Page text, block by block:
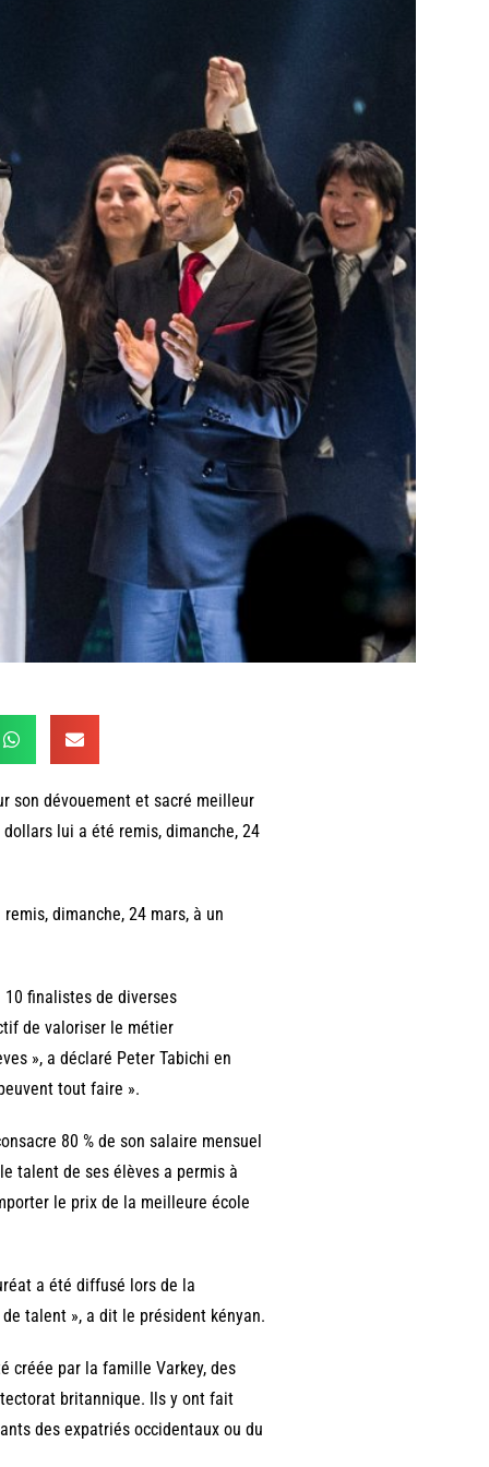
son dévouement et sacré meilleur
lui a été remis, dimanche, 24
dimanche, 24 mars, à un
finalistes de diverses
de valoriser le métier
», a déclaré Peter Tabichi en
tout faire ».
80 % de son salaire mensuel
talent de ses élèves a permis à
le prix de la meilleure école
a été diffusé lors de la
talent », a dit le président kényan.
créée par la famille Varkey, des
britannique. Ils y ont fait
des expatriés occidentaux ou du